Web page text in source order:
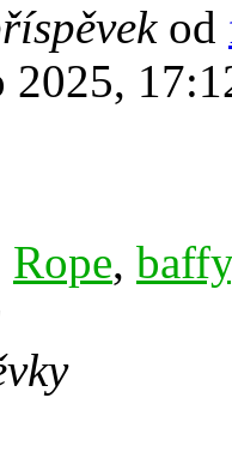
od
2025,
Rope, baffy